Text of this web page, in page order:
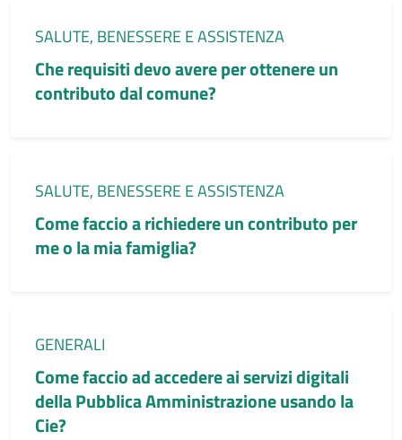
Categoria:
SALUTE, BENESSERE E ASSISTENZA
Che requisiti devo avere per ottenere un
contributo dal comune?
Categoria:
SALUTE, BENESSERE E ASSISTENZA
Come faccio a richiedere un contributo per
me o la mia famiglia?
Categoria:
GENERALI
Come faccio ad accedere ai servizi digitali
della Pubblica Amministrazione usando la
Cie?